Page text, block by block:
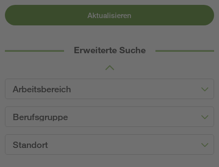
Aktualisieren
Erweiterte Suche
Arbeitsbereich
Berufsgruppe
Standort